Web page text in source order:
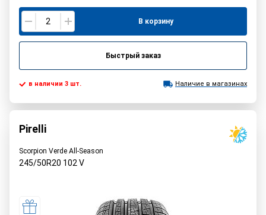
В корзину
Быстрый заказ
в наличии 3 шт. Наличие в магазинах
Pirelli
Scorpion Verde All-Season
245/50R20 102 V